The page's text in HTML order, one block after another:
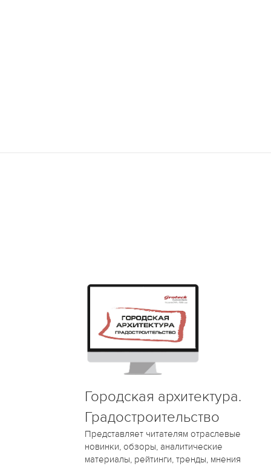
Городская архитектура.
Градостроительство
Представляет читателям отраслевые
новинки, обзоры, аналитические
материалы, рейтинги, тренды, мнения